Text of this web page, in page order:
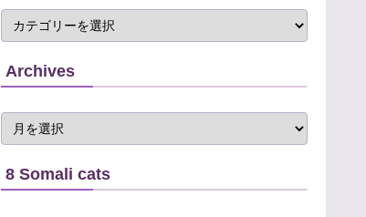
Archives
8 Somali cats